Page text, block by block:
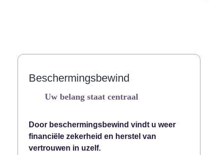
Beschermingsbewind
Uw belang staat centraal
Door beschermingsbewind vindt u weer
financiële zekerheid en herstel van
vertrouwen in uzelf.